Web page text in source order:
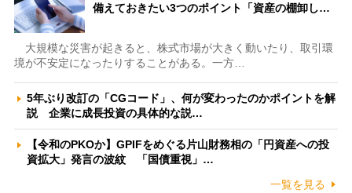
備えておきたい3つのポイント「資産の棚卸し…
大規模な災害が起きると、株式市場が大きく動いたり、取引環
境が不安定になったりすることがある。一方…
5年ぶり改訂の「CGコード」、何が変わったのかポイントを解
説 企業に成長投資の具体的な説…
【令和のPKOか】GPIFをめぐる片山財務相の「円資産への投
資拡大」発言の波紋 「国債重視」…
一覧を見る